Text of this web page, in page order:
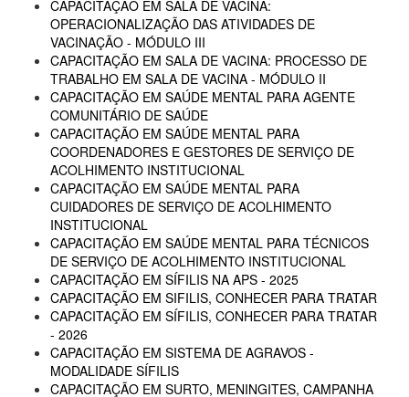
CAPACITAÇÃO EM SALA DE VACINA:
OPERACIONALIZAÇÃO DAS ATIVIDADES DE
VACINAÇÃO - MÓDULO III
CAPACITAÇÃO EM SALA DE VACINA: PROCESSO DE
TRABALHO EM SALA DE VACINA - MÓDULO II
CAPACITAÇÃO EM SAÚDE MENTAL PARA AGENTE
COMUNITÁRIO DE SAÚDE
CAPACITAÇÃO EM SAÚDE MENTAL PARA
COORDENADORES E GESTORES DE SERVIÇO DE
ACOLHIMENTO INSTITUCIONAL
CAPACITAÇÃO EM SAÚDE MENTAL PARA
CUIDADORES DE SERVIÇO DE ACOLHIMENTO
INSTITUCIONAL
CAPACITAÇÃO EM SAÚDE MENTAL PARA TÉCNICOS
DE SERVIÇO DE ACOLHIMENTO INSTITUCIONAL
CAPACITAÇÃO EM SÍFILIS NA APS - 2025
CAPACITAÇÃO EM SIFILIS, CONHECER PARA TRATAR
CAPACITAÇÃO EM SÍFILIS, CONHECER PARA TRATAR
- 2026
CAPACITAÇÃO EM SISTEMA DE AGRAVOS -
MODALIDADE SÍFILIS
CAPACITAÇÃO EM SURTO, MENINGITES, CAMPANHA